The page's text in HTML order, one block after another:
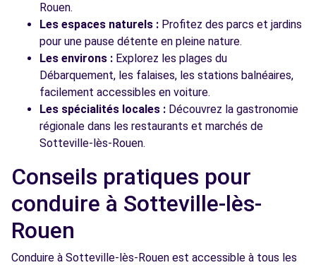
Rouen.
Les espaces naturels : Profitez des parcs et jardins
pour une pause détente en pleine nature.
Les environs : Explorez les plages du
Débarquement, les falaises, les stations balnéaires,
facilement accessibles en voiture.
Les spécialités locales : Découvrez la gastronomie
régionale dans les restaurants et marchés de
Sotteville-lès-Rouen.
Conseils pratiques pour
conduire à Sotteville-lès-
Rouen
Conduire à Sotteville-lès-Rouen est accessible à tous les